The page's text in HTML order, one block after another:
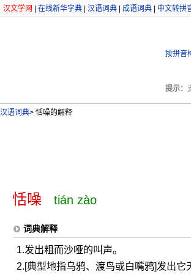
汉文学网 在线新华字典 汉语词典 成语词典 中文转拼
按拼音
提示：
汉语词典> 恬噪的解释
恬噪 tián zào
词典解释
1.发出粗而沙哑的叫声。
2.[典型地指乌鸦、渡鸟或白嘴鸦]发出它